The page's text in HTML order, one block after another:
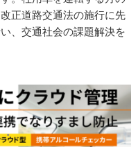
正道路交通法の施行に先
、交通社会の課題解決を